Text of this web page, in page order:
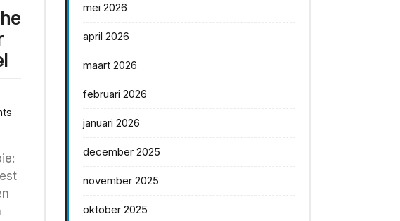
mei 2026
april 2026
maart 2026
februari 2026
januari 2026
december 2025
november 2025
oktober 2025